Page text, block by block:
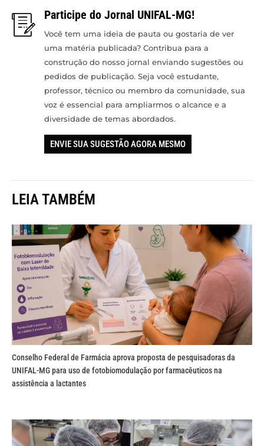
Participe do Jornal UNIFAL-MG!
Você tem uma ideia de pauta ou gostaria de ver
uma matéria publicada? Contribua para a
construção do nosso jornal enviando sugestões ou
pedidos de publicação. Seja você estudante,
professor, técnico ou membro da comunidade, sua
voz é essencial para ampliarmos o alcance e a
diversidade de temas abordados.
ENVIE SUA SUGESTÃO AGORA MESMO
LEIA TAMBÉM
Conselho Federal de Farmácia aprova proposta de pesquisadoras da
UNIFAL-MG para uso de fotobiomodulação por farmacêuticos na
assistência a lactantes